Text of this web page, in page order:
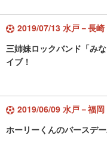
2019/07/13 水戸－長崎
三姉妹ロックバンド「み
イブ！
2019/06/09 水戸－福岡
ホーリーくんのバースデ